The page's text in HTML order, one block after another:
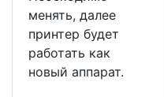
менять, далее
принтер будет
работать как
новый аппарат.